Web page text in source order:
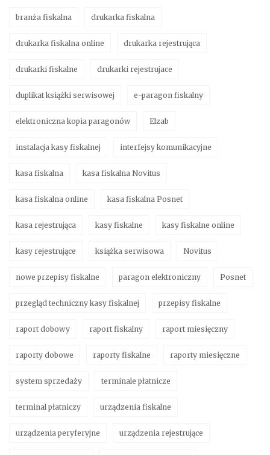
branża fiskalna drukarka fiskalna
drukarka fiskalna online drukarka rejestrująca
drukarki fiskalne drukarki rejestrujace
duplikat książki serwisowej e-paragon fiskalny
elektroniczna kopia paragonów Elzab
instalacja kasy fiskalnej interfejsy komunikacyjne
kasa fiskalna kasa fiskalna Novitus
kasa fiskalna online kasa fiskalna Posnet
kasa rejestrująca kasy fiskalne kasy fiskalne online
kasy rejestrujące książka serwisowa Novitus
nowe przepisy fiskalne paragon elektroniczny Posnet
przegląd techniczny kasy fiskalnej przepisy fiskalne
raport dobowy raport fiskalny raport miesięczny
raporty dobowe raporty fiskalne raporty miesięczne
system sprzedaży terminale płatnicze
terminal płatniczy urządzenia fiskalne
urządzenia peryferyjne urządzenia rejestrujące